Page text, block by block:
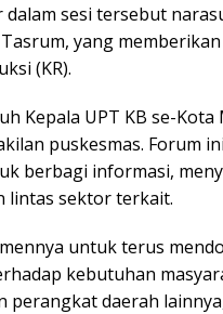
sesi tersebut
yang
(KR).
Kepala UPT KB se-Kota
puskesmas. Forum
berbagi informasi,
lintas sektor terkait.
untuk terus
kebutuhan
perangkat daerah